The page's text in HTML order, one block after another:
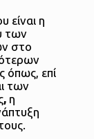
είναι η
των
στο
όπως, επί
των
,η